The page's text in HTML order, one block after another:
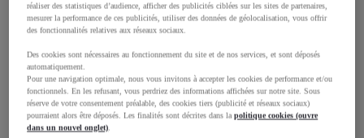
Consommation mixte
réaliser des statistiques d’audience, afficher des publicités ciblées sur les sites de partenaires,
mesurer la performance de ces publicités, utiliser des données de géolocalisation, vous offrir
des fonctionnalités relatives aux réseaux sociaux.
Des cookies sont nécessaires au fonctionnement du site et de nos services, et sont déposés
automatiquement.
Pour une navigation optimale, nous vous invitons à accepter les cookies de performance et/ou
fonctionnels. En les refusant, vous perdriez des informations affichées sur notre site. Sous
réserve de votre consentement préalable, des cookies tiers (publicité et réseaux sociaux)
pourraient alors être déposés. Les finalités sont décrites dans lapolitique cookies (ouvre
dans un nouvel onglet).